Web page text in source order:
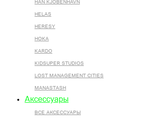
HAN KJOBENHAVN
HELAS
HERESY
HOKA
KARDO
KIDSUPER STUDIOS
LOST MANAGEMENT CITIES
MANASTASH
Аксессуары
ВСЕ AКСЕССУАРЫ